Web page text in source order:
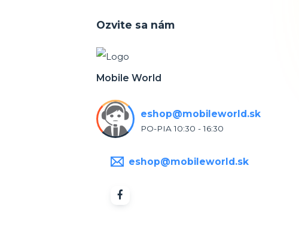
Ozvite sa nám
Mobile World
eshop@mobileworld.sk
PO-PIA 10:30 - 16:30
eshop@mobileworld.sk